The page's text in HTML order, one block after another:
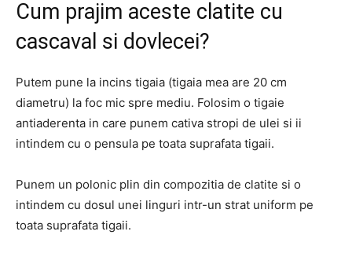
Cum prajim aceste clatite cu
cascaval si dovlecei?
Putem pune la incins tigaia (tigaia mea are 20 cm
diametru) la foc mic spre mediu. Folosim o tigaie
antiaderenta in care punem cativa stropi de ulei si ii
intindem cu o pensula pe toata suprafata tigaii.
Punem un polonic plin din compozitia de clatite si o
intindem cu dosul unei linguri intr-un strat uniform pe
toata suprafata tigaii.